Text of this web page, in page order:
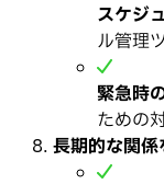
スケジ
ル管理
緊急時
ための
長期的な関係